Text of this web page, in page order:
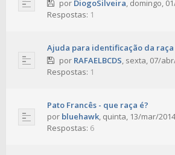
por DiogoSilveira, domingo,
Respostas: 1
Ajuda para identificação da
por RAFAELBCDS, sexta, 07/
Respostas: 1
Pato Francês - que raça é?
por bluehawk, quinta, 13/mar/
Respostas: 6